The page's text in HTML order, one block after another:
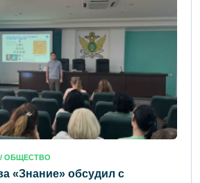
/ ОБЩЕСТВО
«Знание» обсудил с